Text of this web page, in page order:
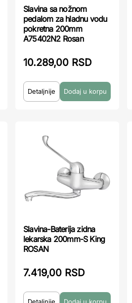
Slavina sa nožnom
pedalom za hladnu vodu
pokretna 200mm
A75402N2 Rosan
10.289,00 RSD
Detaljnije
Slavina-Baterija zidna
lekarska 200mm-S King
ROSAN
7.419,00 RSD
Detaljnije